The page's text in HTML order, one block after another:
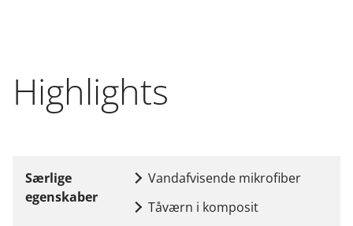
Highlights
Særlige
egenskaber
Vandafvisende mikrofiber
Tåværn i komposit